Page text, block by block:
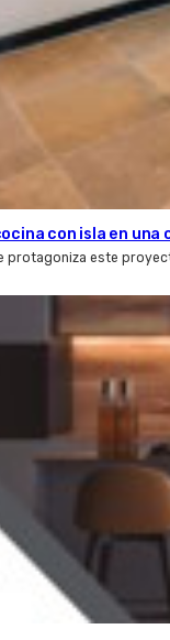
con isla en una
protagoniza este